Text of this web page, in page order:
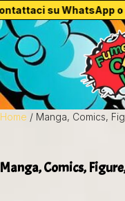
su WhatsApp o
Home / Manga, Comics,
Manga, Comics,